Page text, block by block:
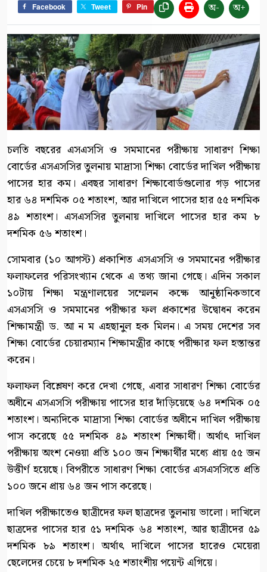
Facebook Tweet Pin অ- অ+
চলতি বছরের এসএসসি ও সমমানের পরীক্ষায় সাধারণ শিক্ষা
বোর্ডের এসএসসির তুলনায় মাদ্রাসা শিক্ষা বোর্ডের দাখিল পরীক্ষায়
পাসের হার কম। এবছর সাধারণ শিক্ষাবোর্ডগুলোর গড় পাসের
হার ৬৪ দশমিক ০৫ শতাংশ, আর দাখিলে পাসের হার ৫৫ দশমিক
৪৯ শতাংশ। এসএসসির তুলনায় দাখিলে পাসের হার কম ৮
দশমিক ৫৬ শতাংশ।
সোমবার (১০ আগস্ট) প্রকাশিত এসএসসি ও সমমানের পরীক্ষার
ফলাফলের পরিসংখ্যান থেকে এ তথ্য জানা গেছে। এদিন সকাল
১০টায় শিক্ষা মন্ত্রণালয়ের সম্মেলন কক্ষে আনুষ্ঠানিকভাবে
এসএসসি ও সমমানের পরীক্ষার ফল প্রকাশের উদ্বোধন করেন
শিক্ষামন্ত্রী ড. আ ন ম এহছানুল হক মিলন। এ সময় দেশের সব
শিক্ষা বোর্ডের চেয়ারম্যান শিক্ষামন্ত্রীর কাছে পরীক্ষার ফল হস্তান্তর
করেন।
ফলাফল বিশ্লেষণ করে দেখা গেছে, এবার সাধারণ শিক্ষা বোর্ডের
অধীনে এসএসসি পরীক্ষায় পাসের হার দাঁড়িয়েছে ৬৪ দশমিক ০৫
শতাংশ। অন্যদিকে মাদ্রাসা শিক্ষা বোর্ডের অধীনে দাখিল পরীক্ষায়
পাস করেছে ৫৫ দশমিক ৪৯ শতাংশ শিক্ষার্থী। অর্থাৎ দাখিল
পরীক্ষায় অংশ নেওয়া প্রতি ১০০ জন শিক্ষার্থীর মধ্যে প্রায় ৫৫ জন
উত্তীর্ণ হয়েছে। বিপরীতে সাধারণ শিক্ষা বোর্ডের এসএসসিতে প্রতি
১০০ জনে প্রায় ৬৪ জন পাস করেছে।
দাখিল পরীক্ষাতেও ছাত্রীদের ফল ছাত্রদের তুলনায় ভালো। দাখিলে
ছাত্রদের পাসের হার ৫১ দশমিক ৬৪ শতাংশ, আর ছাত্রীদের ৫৯
দশমিক ৮৯ শতাংশ। অর্থাৎ দাখিলে পাসের হারেও মেয়েরা
ছেলেদের চেয়ে ৮ দশমিক ২৫ শতাংশীয় পয়েন্ট এগিয়ে।